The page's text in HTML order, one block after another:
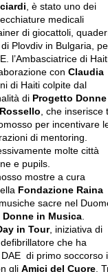
, è stato uno dei
medicali
di giocattoli,
Plovdiv in Bulgaria,
l’Ambasciatrice di
con Claudia
di Haiti colpite dal
di Progetto Donne
, che inserisce
per incentivare
di mentoring.
molte città
e pupils.
mostre a cura
Fondazione Raina
sacre nel
in Musica
in Tour, iniziativa di
che ha
di primo soccorso
gli Amici del Cuore .